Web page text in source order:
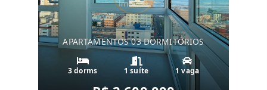
APARTAMENTOS 03 DORMITÓRIOS
3 dorms 1 suíte 1 vaga